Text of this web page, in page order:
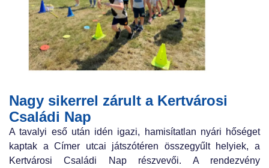
Nagy sikerrel zárult a Kertvárosi
Családi Nap
A tavalyi eső után idén igazi, hamisítatlan nyári hőséget
kaptak a Címer utcai játszótéren összegyűlt helyiek, a
Kertvárosi Családi Nap részvevői. A rendezvény